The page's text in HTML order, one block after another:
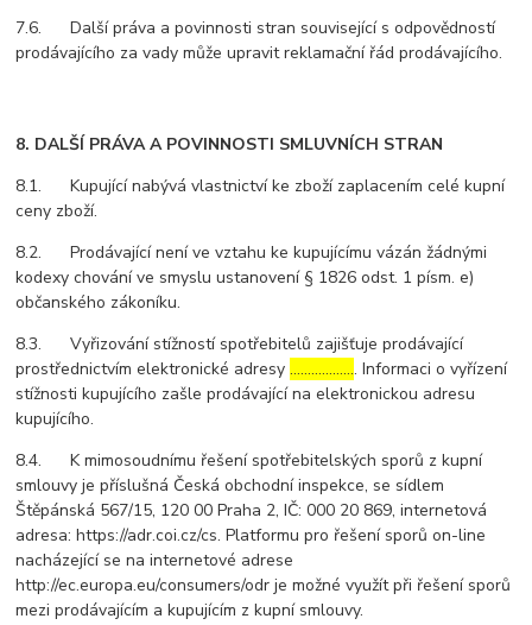
7.6. Další práva a povinnosti stran související s odpovědností
prodávajícího za vady může upravit reklamační řád prodávajícího.
8. DALŠÍ PRÁVA A POVINNOSTI SMLUVNÍCH STRAN
8.1. Kupující nabývá vlastnictví ke zboží zaplacením celé kupní
ceny zboží.
8.2. Prodávající není ve vztahu ke kupujícímu vázán žádnými
kodexy chování ve smyslu ustanovení § 1826 odst. 1 písm. e)
občanského zákoníku.
8.3. Vyřizování stížností spotřebitelů zajišťuje prodávající
prostřednictvím elektronické adresy………………. Informaci o vyřízení
stížnosti kupujícího zašle prodávající na elektronickou adresu
kupujícího.
8.4. K mimosoudnímu řešení spotřebitelských sporů z kupní
smlouvy je příslušná Česká obchodní inspekce, se sídlem
Štěpánská 567/15, 120 00 Praha 2, IČ: 000 20 869, internetová
adresa: https://adr.coi.cz/cs. Platformu pro řešení sporů on-line
nacházející se na internetové adrese
http://ec.europa.eu/consumers/odr je možné využít při řešení sporů
mezi prodávajícím a kupujícím z kupní smlouvy.